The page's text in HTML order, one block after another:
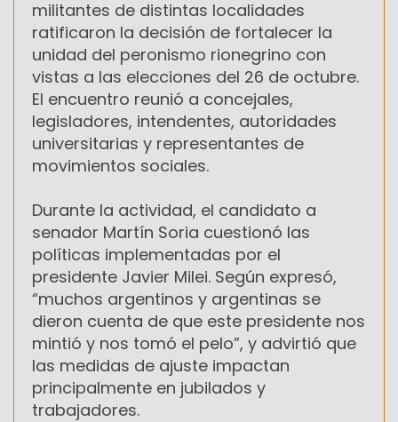
militantes de distintas localidades
ratificaron la decisión de fortalecer la
unidad del peronismo rionegrino con
vistas a las elecciones del 26 de octubre.
El encuentro reunió a concejales,
legisladores, intendentes, autoridades
universitarias y representantes de
movimientos sociales.
Durante la actividad, el candidato a
senador Martín Soria cuestionó las
políticas implementadas por el
presidente Javier Milei. Según expresó,
“muchos argentinos y argentinas se
dieron cuenta de que este presidente nos
mintió y nos tomó el pelo”, y advirtió que
las medidas de ajuste impactan
principalmente en jubilados y
trabajadores.